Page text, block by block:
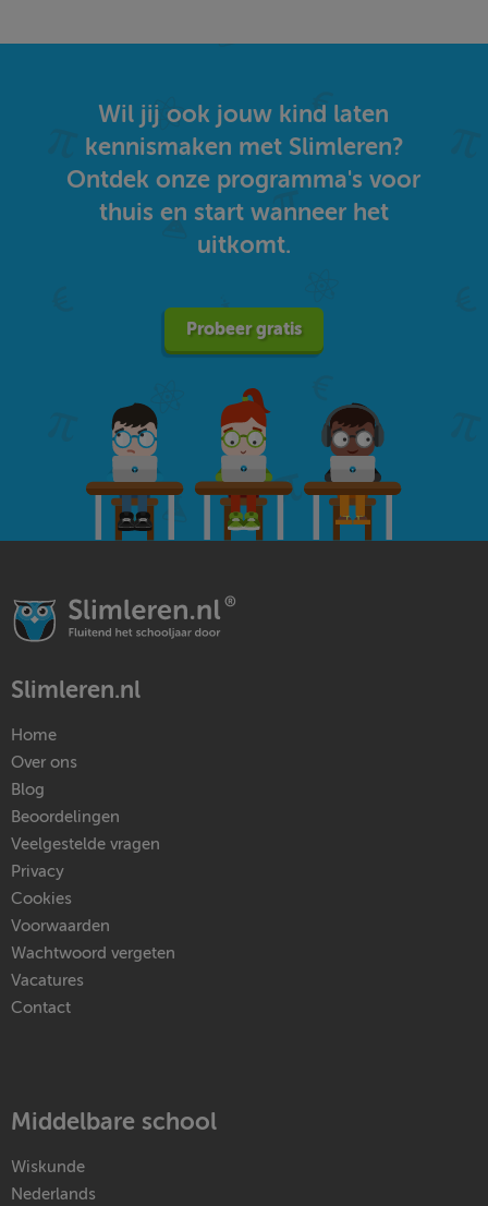
Wil jij ook jouw kind laten
kennismaken met Slimleren?
Ontdek onze programma's voor
thuis en start wanneer het
uitkomt.
Probeer gratis
Slimleren.nl
Home
Over ons
Blog
Beoordelingen
Veelgestelde vragen
Privacy
Cookies
Voorwaarden
Wachtwoord vergeten
Vacatures
Contact
Middelbare school
Wiskunde
Nederlands